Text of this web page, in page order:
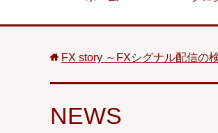
FX story ～FXシグナル配信の
NEWS